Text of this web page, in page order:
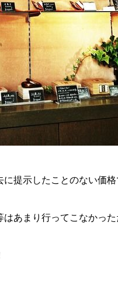
提示したことのない価格
あまり行ってこなかっ